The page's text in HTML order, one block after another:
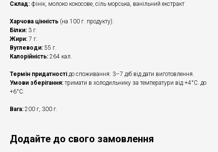
Склад: фінік, молоко кокосове, сіль морська, ванільний екстракт
Харчова цінність (на 100 г. продукту):
Білки: 3 г.
Жири: 7 г.
Вуглеводи: 55 г.
Калорійність: 264 кал.
Термін придатності до споживання: 3–7 діб від дати виготовлення.
Умови зберігання: тримати в холодильнику за температури від +4°С. до
+6°С.
Вага: 200 г, 300 г.
Додайте до свого замовлення